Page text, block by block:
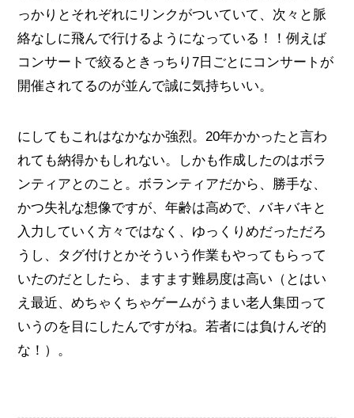
っかりとそれぞれにリンクがついていて、次々と脈
絡なしに飛んで行けるようになっている！！例えば
コンサートで絞るときっちり7日ごとにコンサートが
開催されてるのが並んで誠に気持ちいい。
にしてもこれはなかなか強烈。20年かかったと言わ
れても納得かもしれない。しかも作成したのはボラ
ンティアとのこと。ボランティアだから、勝手な、
かつ失礼な想像ですが、年齢は高めで、バキバキと
入力していく方々ではなく、ゆっくりめだっただろ
うし、タグ付けとかそういう作業もやってもらって
いたのだとしたら、ますます難易度は高い（とはい
え最近、めちゃくちゃゲームがうまい老人集団って
いうのを目にしたんですがね。若者には負けんぞ的
な！）。